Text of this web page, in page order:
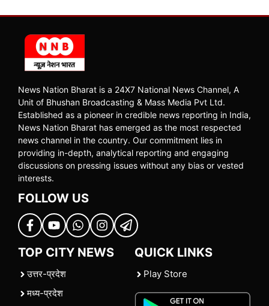
News Nation Bharat is a 24X7 National News Channel, A
Unit of Bhushan Broadcasting & Mass Media Pvt Ltd.
Established as a pioneer in credible news reporting in India,
News Nation Bharat has emerged as the most respected
news channel in the country. Our commitment lies in
providing in-depth, analytical reporting and engaging
discussions on pressing issues without any bias or vested
interests.
FOLLOW US
TOP CITY NEWS
उत्तर-प्रदेश
मध्य-प्रदेश
QUICK LINKS
Play Store